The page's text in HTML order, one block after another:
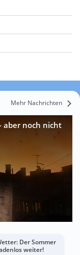
Mehr Nachrichten
aber noch nicht
Der Sommer
weiter!